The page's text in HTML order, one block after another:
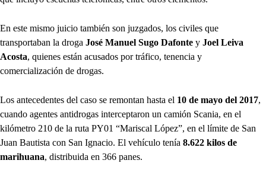
En este mismo juicio también son juzgados, los civiles que
transportaban la droga José Manuel Sugo Dafonte y Joel Leiva
Acosta, quienes están acusados por tráfico, tenencia y
comercialización de drogas.
Los antecedentes del caso se remontan hasta el 10 de mayo del 2017,
cuando agentes antidrogas interceptaron un camión Scania, en el
kilómetro 210 de la ruta PY01 “Mariscal López”, en el límite de San
Juan Bautista con San Ignacio. El vehículo tenía 8.622 kilos de
marihuana, distribuida en 366 panes.